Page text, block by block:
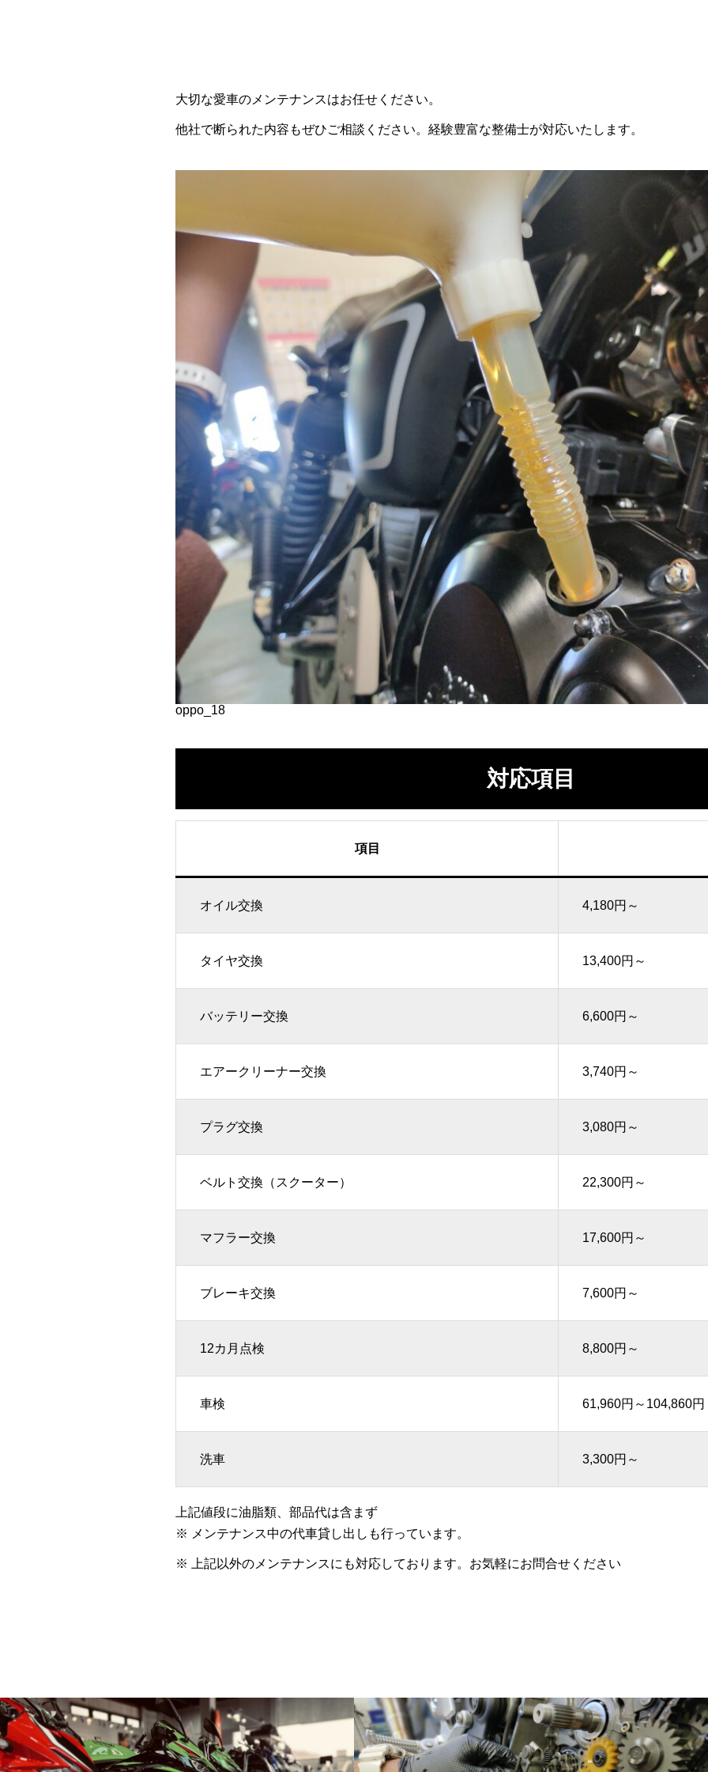
大切な愛車のメンテナンスはお任せください。
他社で断られた内容もぜひご相談ください。経験豊富な整備士が対応いたします。
oppo_18
対応項目
項目
オイル交換 4,180円～
タイヤ交換 13,400円～
バッテリー交換 6,600円～
エアークリーナー交換 3,740円～
プラグ交換 3,080円～
ベルト交換（スクーター） 22,300円～
マフラー交換 17,600円～
ブレーキ交換 7,600円～
12カ月点検 8,800円～
車検 61,960円～104,860円
洗車 3,300円～
上記値段に油脂類、部品代は含まず
※ メンテナンス中の代車貸し出しも行っています。
※ 上記以外のメンテナンスにも対応しております。お気軽にお問合せください